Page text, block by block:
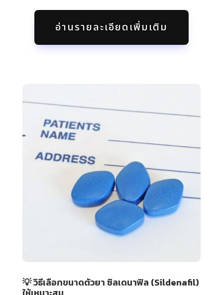
อ่านรายละเอียดเพิ่มเติม
💡 วิธีเลือกขนาดตัวยา ซิลเดนาฟิล (Sildenafil)